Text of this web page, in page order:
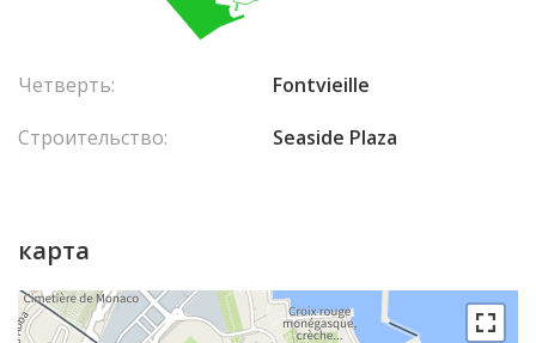
Четверть:
Fontvieille
Строительство:
Seaside Plaza
карта